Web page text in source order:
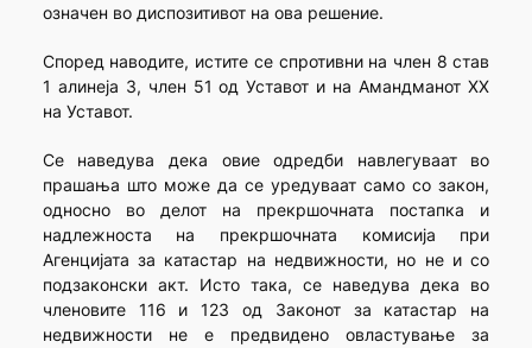
означен во диспозитивот на ова решение.
Според наводите, истите се спротивни на член 8 став
1 алинеја 3, член 51 од Уставот и на Амандманот XX
на Уставот.
Се наведува дека овие одредби навлегуваат во
прашања што може да се уредуваат само со закон,
односно во делот на прекршочната постапка и
надлежноста на прекршочната комисија при
Агенцијата за катастар на недвижности, но не и со
подзаконски акт. Исто така, се наведува дека во
членовите 116 и 123 од Законот за катастар на
недвижности не е предвидено овластување за